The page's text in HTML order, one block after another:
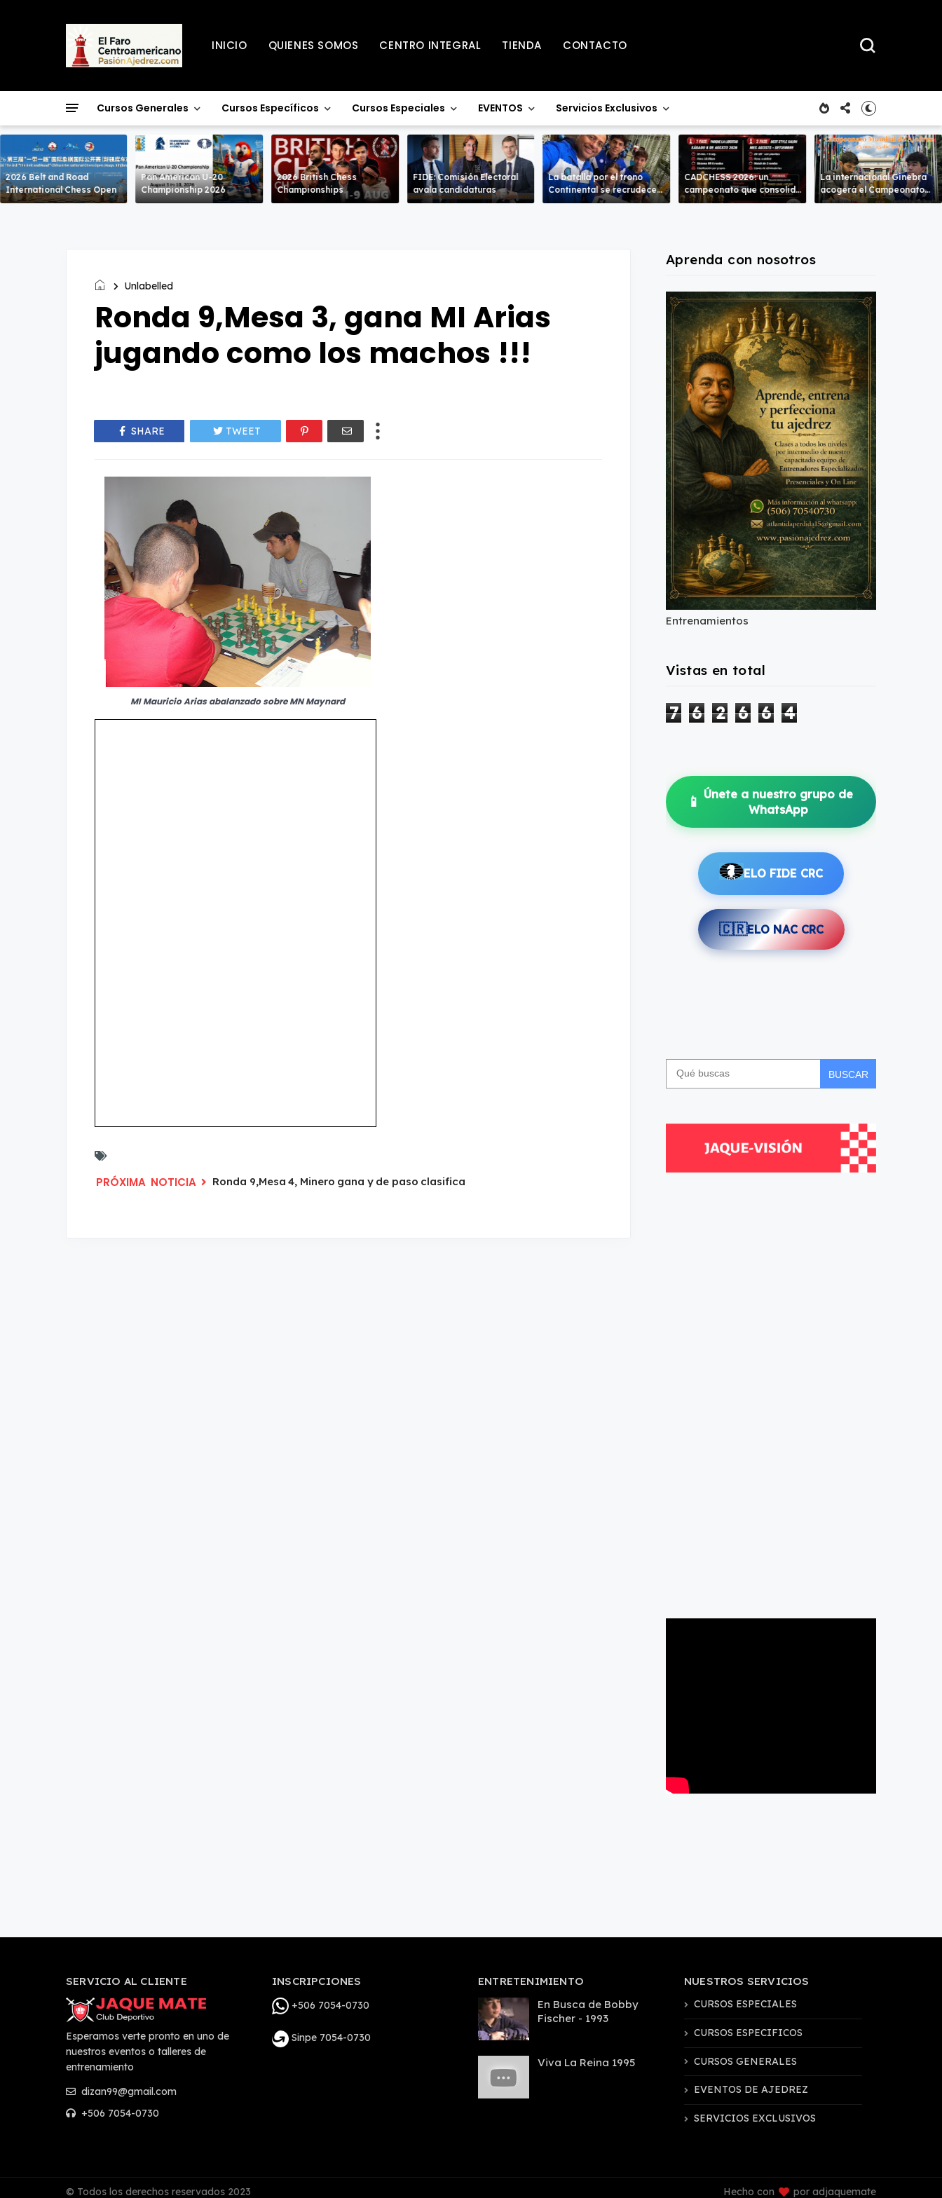
INICIO QUIENES SOMOS CENTRO INTEGRAL TIENDA CONTACTO
Cursos Generales Cursos Específicos Cursos Especiales EVENTOS Servicios Exclusivos
2026 Belt and Road
International Chess Open
Pan American U-20
Championship 2026
2026 British Chess
Championships
FIDE: Comisión Electoral
avala candidaturas
La batalla por el trono
Continental se recrudece
en la Sub-18 en ambas
CADCHESS 2026: un
campeonato que consolida
una nueva tradición en el
La internacional Ginebra
acogerá el Campeonato
del Mundo
Unlabelled
Ronda 9,Mesa 3, gana MI Arias
jugando como los machos !!!
SHARE TWEET
MI Mauricio Arias abalanzado sobre MN Maynard
Ronda 9,Mesa 4, Minero gana y de paso clasifica
Aprenda con nosotros
Entrenamientos
Vistas en total
7 6 2 6 6 4
📱 Únete a nuestro grupo de
WhatsApp
ELO FIDE CRC
🇨🇷ELO NAC CRC
BUSCAR
SERVICIO AL CLIENTE
Esperamos verte pronto en uno de
nuestros eventos o talleres de
entrenamiento
dizan99@gmail.com
+506 7054-0730
INSCRIPCIONES
+506 7054-0730
Sinpe 7054-0730
ENTRETENIMIENTO
En Busca de Bobby
Fischer - 1993
Viva La Reina 1995
NUESTROS SERVICIOS
CURSOS ESPECIALES
CURSOS ESPECIFICOS
CURSOS GENERALES
EVENTOS DE AJEDREZ
SERVICIOS EXCLUSIVOS
© Todos los derechos reservados 2023 Hecho con por adjaquemate